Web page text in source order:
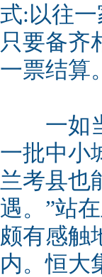
式:以往
只要备齐
一票结算。
一如当
一批中小
兰考县也
遇。”站
颇有感触
内。恒大